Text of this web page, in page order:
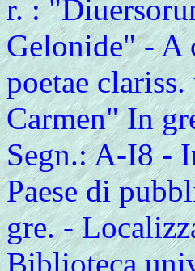
r. :
Gelonide" - A
poetae
Carmen" In
Segn.: A-I8 -
Paese di
gre. -
Biblioteca